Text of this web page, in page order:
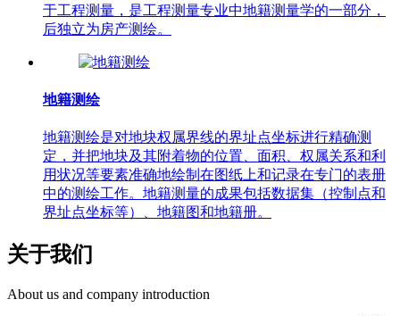
于工程测量，是工程测量专业中地籍测量学的一部分，
后独立为房产测绘。
地籍测绘
地籍测绘是对地块权属界线的界址点坐标进行精确测
定，并把地块及其附着物的位置、面积、权属关系和利
用状况等要素准确地绘制在图纸上和记录在专门的表册
中的测绘工作。地籍测量的成果包括数据集（控制点和
界址点坐标等）、地籍图和地籍册。
关于我们
About us and company introduction